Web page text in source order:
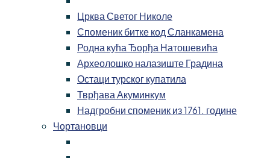
Црква Светог Николе
Споменик битке код Сланкамена
Родна кућа Ђорђа Натошевића
Археолошко налазиште Градина
Остаци турског купатила
Тврђава Акуминкум
Надгробни споменик из 1761. године
Чортановци